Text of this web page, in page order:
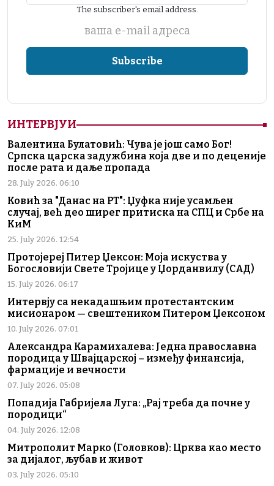
The subscriber's email address.
ваша е-mail адреса
ИНТЕРВЈУИ
Валентина Булатовић: Чува је још само Бог!
Српска царска задужбина која две и по деценије
после рата и даље пропада
28. July 2026. 06:10
Ковић за "Данас на РТ": Џуфка није усамљен
случај, већ део ширег притиска на СПЦ и Србе на
КиМ
25. July 2026. 12:54
Протојереј Питер Џексон: Моја искуства у
Богословији Свете Тројице у Џорданвилу (САД)
15. July 2026. 06:17
Интервју са некадашњим протестантским
мисионаром — свештеником Питером Џексоном
10. July 2026. 07:01
Александра Карамихалева: Једна православна
породица у Швајцарској – између финансија,
фармације и вечности
07. July 2026. 05:08
Попадија Габријела Луга: „Рај треба да почне у
породици“
04. July 2026. 12:08
Митрополит Марко (Головков): Црква као место
за дијалог, љубав и живот
03. July 2026. 05:10